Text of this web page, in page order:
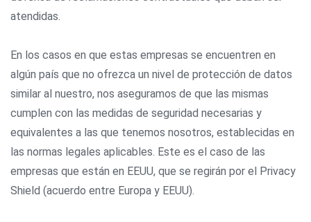
atendidas.
En los casos en que estas empresas se encuentren en
algún país que no ofrezca un nivel de protección de datos
similar al nuestro, nos aseguramos de que las mismas
cumplen con las medidas de seguridad necesarias y
equivalentes a las que tenemos nosotros, establecidas en
las normas legales aplicables. Este es el caso de las
empresas que están en EEUU, que se regirán por el Privacy
Shield (acuerdo entre Europa y EEUU).